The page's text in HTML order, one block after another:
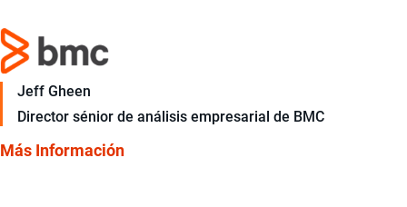
Jeff Gheen
Director sénior de análisis empresarial de BMC
Más Información